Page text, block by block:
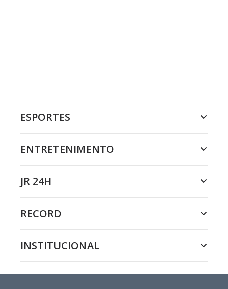
ESPORTES
ENTRETENIMENTO
JR 24H
RECORD
INSTITUCIONAL